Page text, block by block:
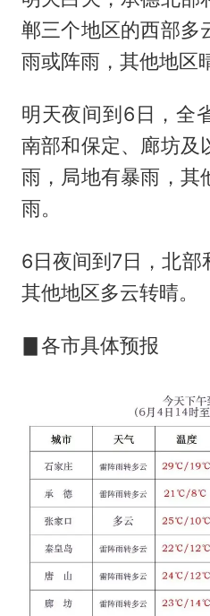
郸三个地区的西部多
雨或阵雨，其他地区
明天夜间到6日，全
南部和保定、廊坊及
雨，局地有暴雨，其
雨。
6日夜间到7日，北部
其他地区多云转晴。
▊各市具体预报